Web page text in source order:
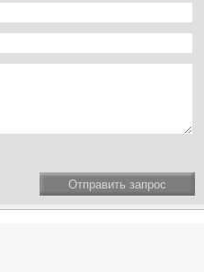
Отправить запрос